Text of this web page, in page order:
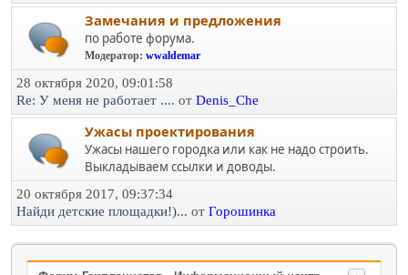
Замечания и предложения
по работе форума.
Модератор: wwaldemar
28 октября 2020, 09:01:58
Re: У меня не работает .... от Denis_Che
Ужасы проектирования
Ужасы нашего городка или как не надо строить.
Выкладываем ссылки и доводы.
20 октября 2017, 09:37:34
Найди детские площадки!)... от Горошинка